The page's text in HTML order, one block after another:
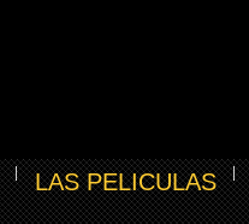
LAS PELICULAS